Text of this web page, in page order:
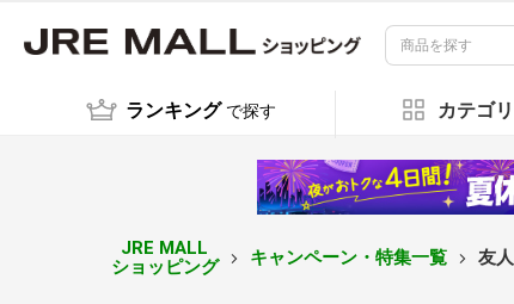
ランキング で探す カテゴリ
JRE MALL
ショッピング
キャンペーン・特集一覧 友人